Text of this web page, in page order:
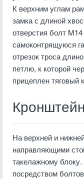
К верхним углам
замка с длиной
отверстия болт
самоконтрящуюся
отрезок троса
петлю, к которой
прицеплен тяговый
На верхней и
направляющими
такелажному
посредством